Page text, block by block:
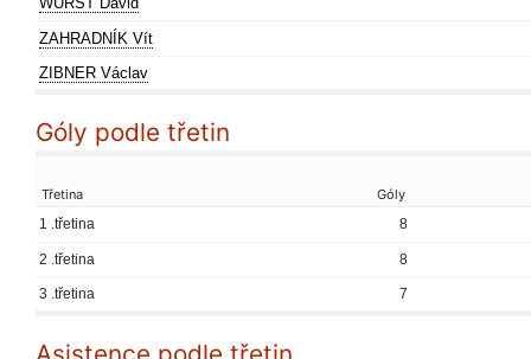
ZAHRADNÍK Vít
ZIBNER Václav
Góly podle třetin
Třetina
Góly
1 .třetina
8
2 .třetina 8
3 .třetina 7